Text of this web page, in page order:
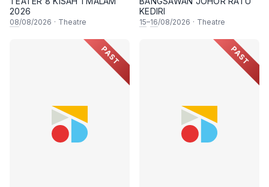
2026
08/08/2026 · Theatre
KEDIRI
15–16/08/2026 · Theatre
PAST PAST